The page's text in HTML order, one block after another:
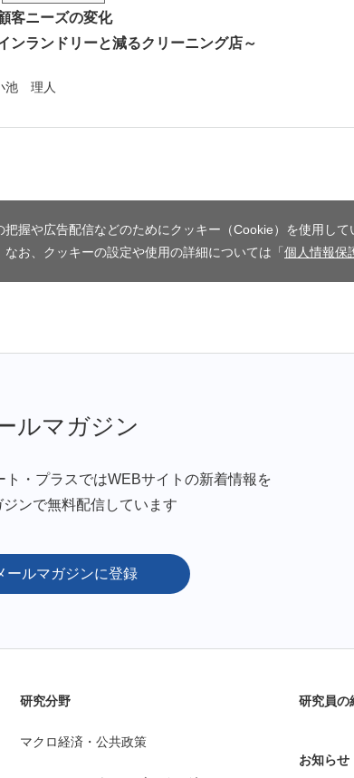
客ニーズの変化
ンランドリーと減るクリーニング店～
池 理人
把握や広告配信などのためにクッキー（Cookie）を使用し
お、クッキーの設定や使用の詳細については「個人情報保
ルマガジン
ト・プラスではWEBサイトの新着情報を
ジンで無料配信しています
ールマガジンに登録
研究分野
マクロ経済・公共政策
研究員の
お知らせ